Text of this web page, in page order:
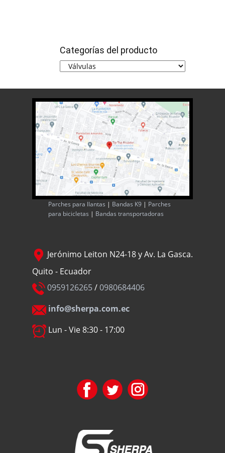
Categorías del producto
Parches para llantas | Bandas K9 | Parches
para bicicletas | Bandas transportadoras
Jerónimo Leiton N24-18 y Av. La Gasca.
Quito - Ecuador
0959126265/0980684406
info@sherpa.com.ec
Lun - Vie 8:30 - 17:00